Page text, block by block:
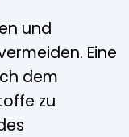
und
Eine
dem
zu